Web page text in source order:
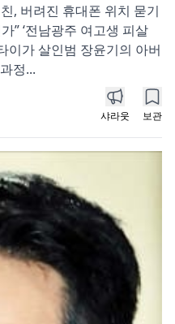
, 버려진 휴대폰 위치 묻기
” ‘전남광주 여고생 피살
이가 살인범 장윤기의 아버
정...
샤라웃 보관